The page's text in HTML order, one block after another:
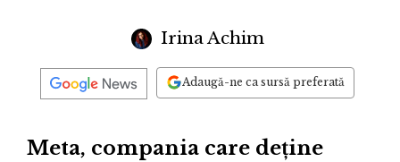
Irina Achim
Adaugă-ne ca sursă preferată
Meta, compania care deține